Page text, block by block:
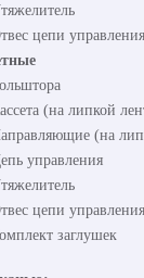
цепи
(на липкой
(на
управления
цепи управления
заглушек